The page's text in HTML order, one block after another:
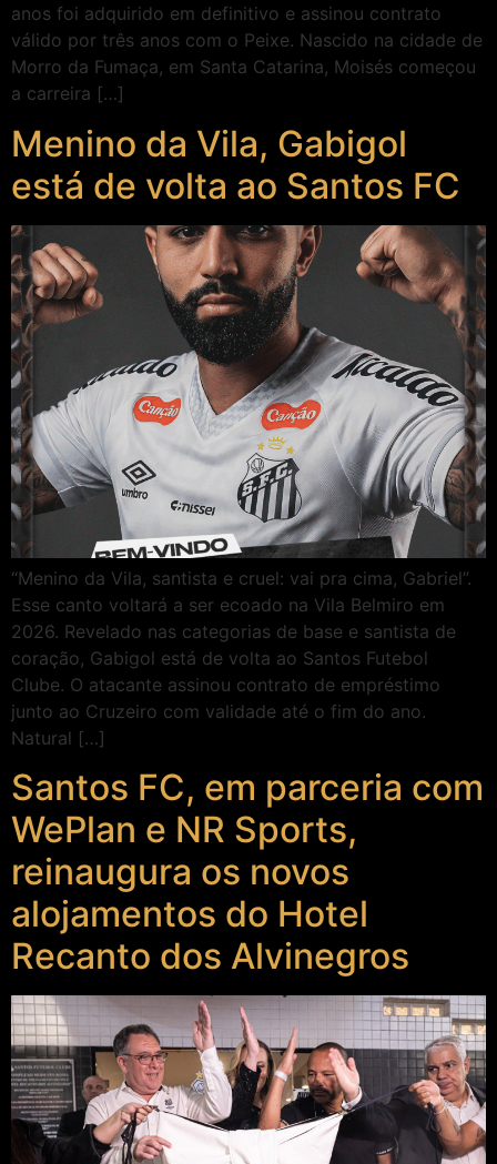
anos foi adquirido em definitivo e assinou contrato
válido por três anos com o Peixe. Nascido na cidade de
Morro da Fumaça, em Santa Catarina, Moisés começou
a carreira […]
Menino da Vila, Gabigol
está de volta ao Santos FC
“Menino da Vila, santista e cruel: vai pra cima, Gabriel”.
Esse canto voltará a ser ecoado na Vila Belmiro em
2026. Revelado nas categorias de base e santista de
coração, Gabigol está de volta ao Santos Futebol
Clube. O atacante assinou contrato de empréstimo
junto ao Cruzeiro com validade até o fim do ano.
Natural […]
Santos FC, em parceria com
WePlan e NR Sports,
reinaugura os novos
alojamentos do Hotel
Recanto dos Alvinegros